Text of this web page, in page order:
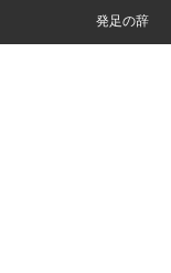
発足の辞